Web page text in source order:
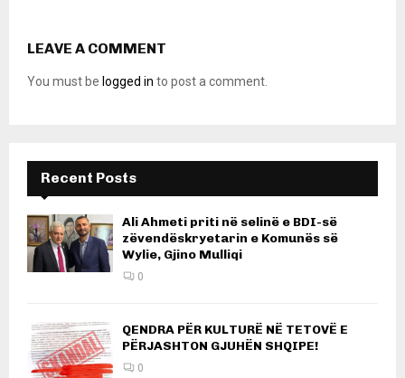
LEAVE A COMMENT
You must be logged in to post a comment.
Recent Posts
Ali Ahmeti priti në selinë e BDI-së
zëvendëskryetarin e Komunës së
Wylie, Gjino Mulliqi
0
QENDRA PËR KULTURË NË TETOVË E
PËRJASHTON GJUHËN SHQIPE!
0